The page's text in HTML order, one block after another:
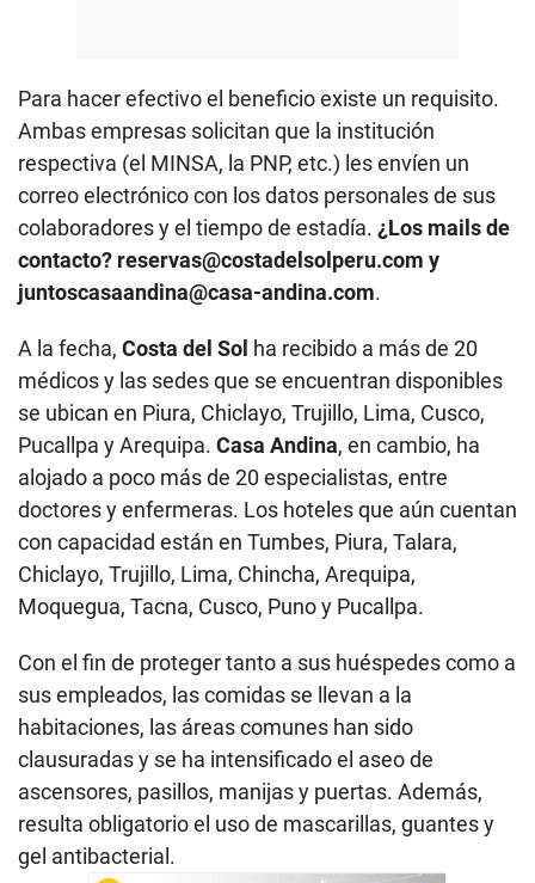
Para hacer efectivo el beneficio existe un requisito.
Ambas empresas solicitan que la institución
respectiva (el MINSA, la PNP, etc.) les envíen un
correo electrónico con los datos personales de sus
colaboradores y el tiempo de estadía. ¿Los mails de
contacto? reservas@costadelsolperu.com y
juntoscasaandina@casa-andina.com.
A la fecha, Costa del Sol ha recibido a más de 20
médicos y las sedes que se encuentran disponibles
se ubican en Piura, Chiclayo, Trujillo, Lima, Cusco,
Pucallpa y Arequipa. Casa Andina, en cambio, ha
alojado a poco más de 20 especialistas, entre
doctores y enfermeras. Los hoteles que aún cuentan
con capacidad están en Tumbes, Piura, Talara,
Chiclayo, Trujillo, Lima, Chincha, Arequipa,
Moquegua, Tacna, Cusco, Puno y Pucallpa.
Con el fin de proteger tanto a sus huéspedes como a
sus empleados, las comidas se llevan a la
habitaciones, las áreas comunes han sido
clausuradas y se ha intensificado el aseo de
ascensores, pasillos, manijas y puertas. Además,
resulta obligatorio el uso de mascarillas, guantes y
gel antibacterial.